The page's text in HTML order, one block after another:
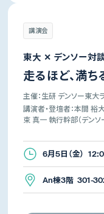
講演会
東大 ✕ デンソー対
走るほど、満
主催：生研 デンソー東大
講演者・登壇者：本間 裕
束 真一 執行幹部（デンソ
6月5日（金）
An棟3階 301-